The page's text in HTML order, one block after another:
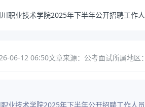
职业技术学院2025年下半年公开招聘工作
06-12 06:50文章来源：公考面试所属地区
业技术学院2025年下半年公开招聘工作人